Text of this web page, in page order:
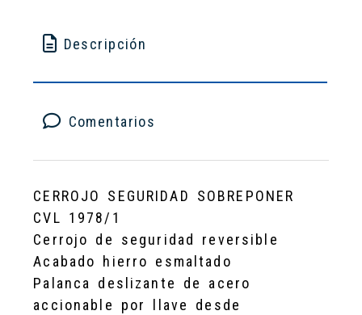
Descripción
Comentarios
CERROJO SEGURIDAD SOBREPONER
CVL 1978/1
Cerrojo de seguridad reversible
Acabado hierro esmaltado
Palanca deslizante de acero
accionable por llave desde